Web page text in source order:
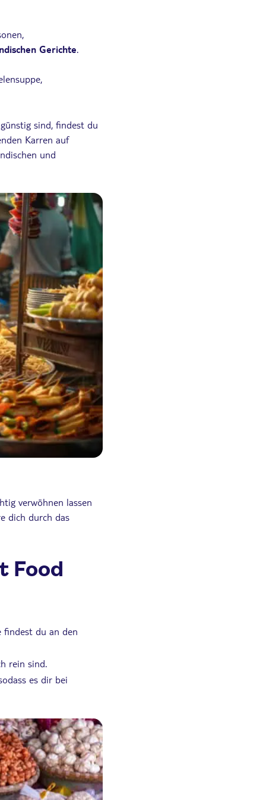
Gerichte.
sind, findest du
Karren auf
und
verwöhnen lassen
dich durch das
Food
findest du an den
rein sind.
es dir bei